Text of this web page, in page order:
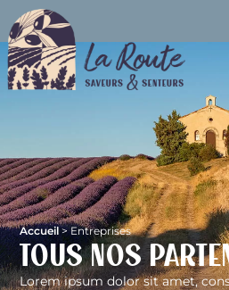
Accueil>Entreprises
Tous nos
Lorem ipsum dolor sit amet,